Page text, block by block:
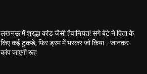
लखनऊ में श्रद्धा कांड जैसी हैवानियत! सगे बेटे ने पिता के
किए कई टुकड़े, फिर ड्रम में भरकर जो किया… जानकर
कांप जाएगी रूह